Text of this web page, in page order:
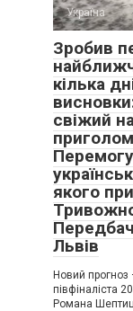
Україна
Зробив
кілька
свіжий
якого
Львів
Новий прогноз
півфіналіста
Романа